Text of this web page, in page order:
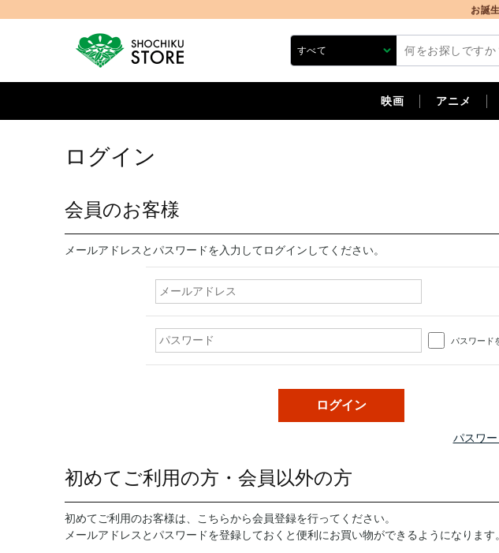
お誕
映画 アニメ
ログイン
会員のお客様
メールアドレスとパスワードを入力してログインしてください。
パスワード
パスワ
初めてご利用の方・会員以外の方
初めてご利用のお客様は、こちらから会員登録を行ってください。
メールアドレスとパスワードを登録しておくと便利にお買い物ができるようになります